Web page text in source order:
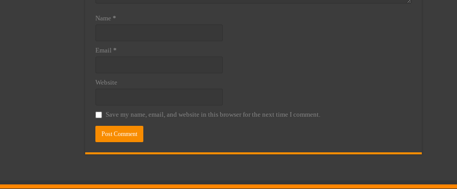
Name *
Email *
Website
Save my name, email, and website in this browser for the next time I comment.